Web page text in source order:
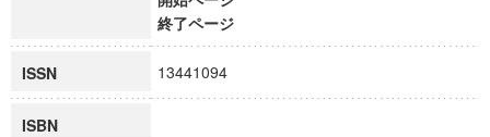
終了ページ
ISSN 13441094
ISBN